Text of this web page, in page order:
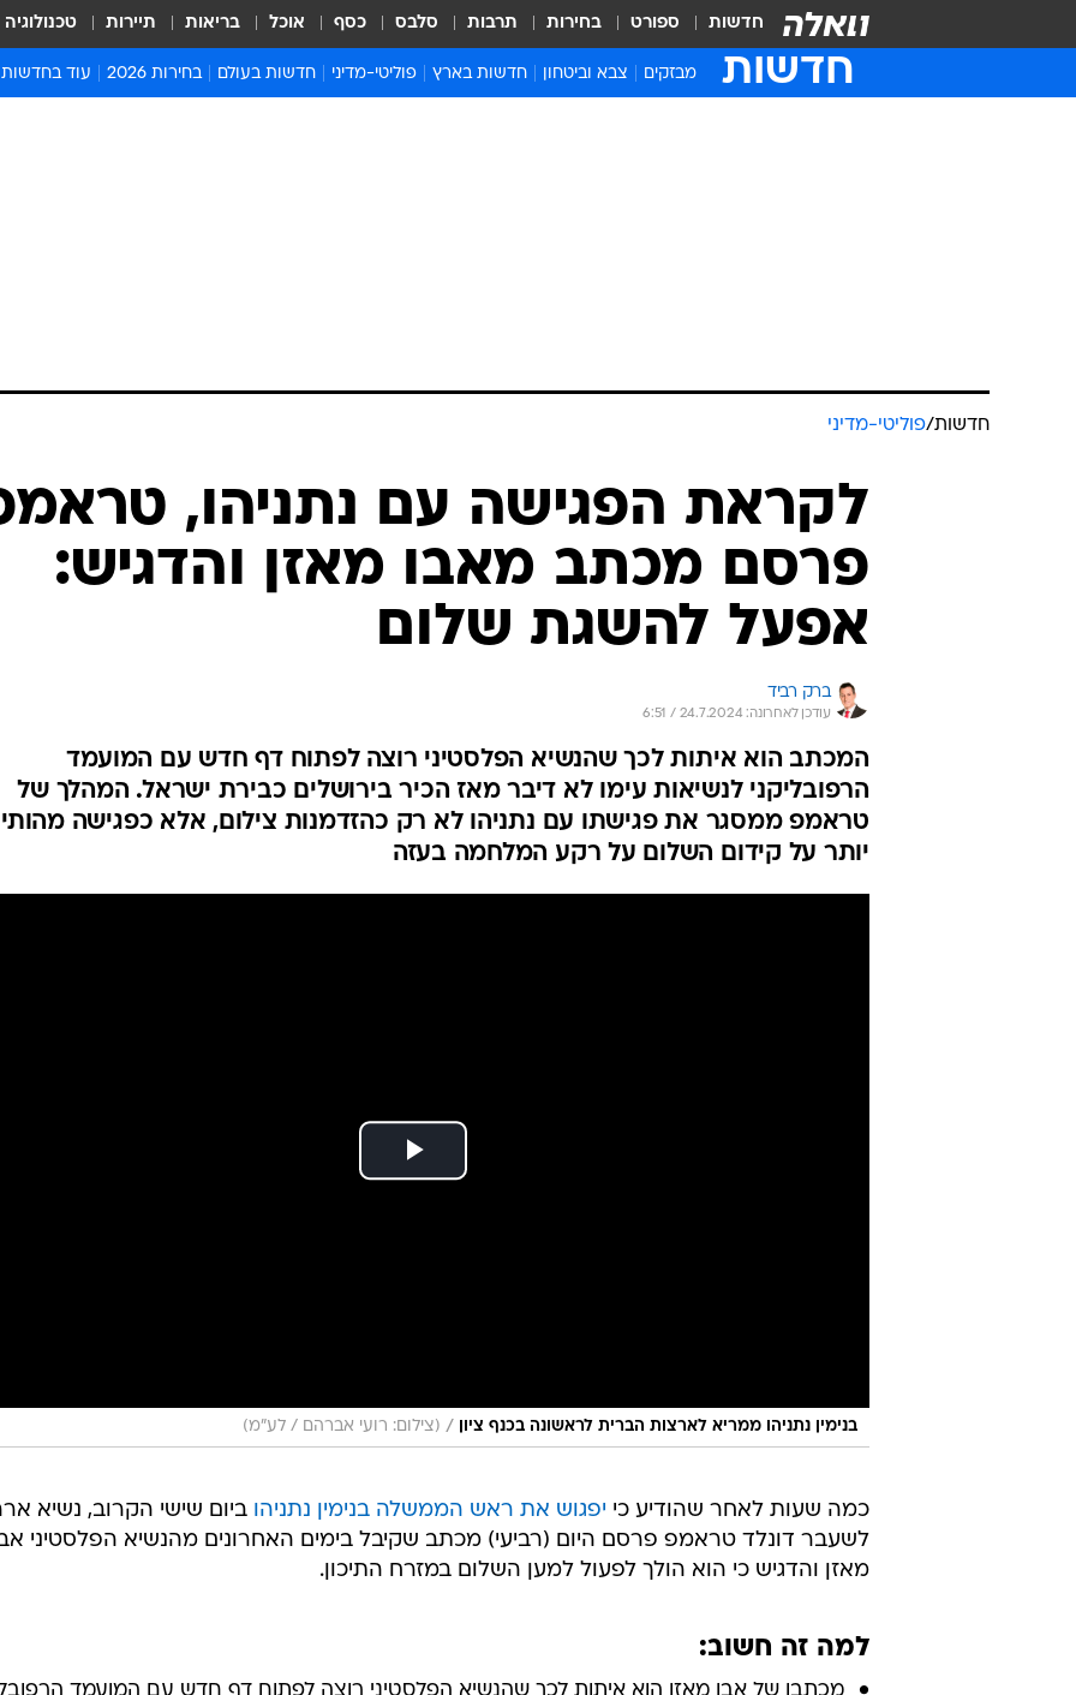
חדשות ספורט בחירות תרבות סלבס כסף אוכל בריאות תיירות טכנולוגיה
חדשות מבזקים צבא וביטחון חדשות בארץ פוליטי-מדיני חדשות בעולם בחירות 2026 עוד בחדשות
חדשות
המייל האדום
חדשות/פוליטי-מדיני
לקראת הפגישה עם נתניהו,
פרסם מכתב מאבו מאזן והדגיש:
אפעל להשגת שלום
ברק רביד
עודכן לאחרונה: 24.7.2024 / 6:51
המכתב הוא איתות לכך שהנשיא הפלסטיני רוצה לפתוח דף חדש עם המועמד
הרפובליקני לנשיאות עימו לא דיבר מאז הכיר בירושלים כבירת ישראל. המהלך של
טראמפ ממסגר את פגישתו עם נתניהו לא רק כהזדמנות צילום, אלא כפגישה
יותר על קידום השלום על רקע המלחמה בעזה
בנימין נתניהו ממריא לארצות הברית לראשונה בכנף ציון / (צילום: רועי אברהם / לע״מ)
כמה שעות לאחר שהודיע ​​כי יפגוש את ראש הממשלה בנימין נתניהו ביום שישי הקרוב, נשיא
לשעבר דונלד טראמפ פרסם היום (רביעי) מכתב שקיבל בימים האחרונים מהנשיא הפלסטיני
מאזן והדגיש כי הוא הולך לפעול למען השלום במזרח התיכון.
למה זה חשוב:
מכתבו של אבו מאזן הוא איתות לכך שהנשיא הפלסטיני רוצה לפתוח דף חדש עם המועמד